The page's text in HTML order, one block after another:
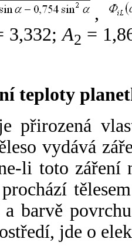
,
3,332;A2 =
teploty
přirozená
vydává
li toto záření
barvě
jde o